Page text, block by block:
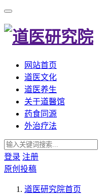
网站首页
道医文化
道医养生
关于道醫馆
药食同源
外治疗法
登录 注册
原创投稿
道医研究院首页